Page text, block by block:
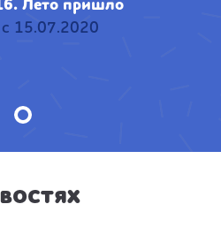
Лето пришло
с 15.07.2020